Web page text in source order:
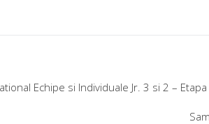
Echipe si Individuale Jr. 3 si 2 – Etapa